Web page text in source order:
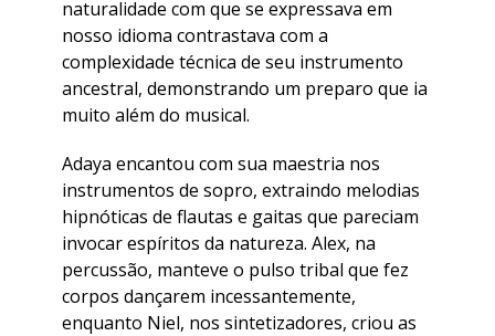
naturalidade com que se expressava em
nosso idioma contrastava com a
complexidade técnica de seu instrumento
ancestral, demonstrando um preparo que ia
muito além do musical.
Adaya encantou com sua maestria nos
instrumentos de sopro, extraindo melodias
hipnóticas de flautas e gaitas que pareciam
invocar espíritos da natureza. Alex, na
percussão, manteve o pulso tribal que fez
corpos dançarem incessantemente,
enquanto Niel, nos sintetizadores, criou as